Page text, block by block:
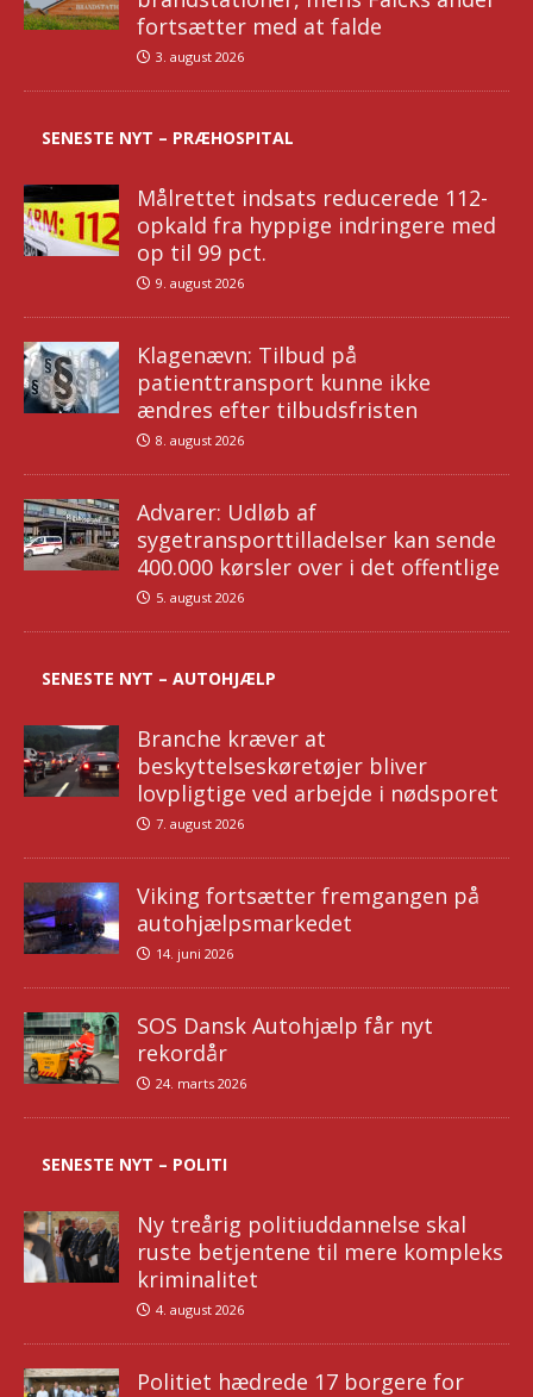
fortsætter med at falde
3. august 2026
SENESTE NYT – PRÆHOSPITAL
Målrettet indsats reducerede 112-
opkald fra hyppige indringere med
op til 99 pct.
9. august 2026
Klagenævn: Tilbud på
patienttransport kunne ikke
ændres efter tilbudsfristen
8. august 2026
Advarer: Udløb af
sygetransporttilladelser kan sende
400.000 kørsler over i det offentlige
5. august 2026
SENESTE NYT – AUTOHJÆLP
Branche kræver at
beskyttelseskøretøjer bliver
lovpligtige ved arbejde i nødsporet
7. august 2026
Viking fortsætter fremgangen på
autohjælpsmarkedet
14. juni 2026
SOS Dansk Autohjælp får nyt
rekordår
24. marts 2026
SENESTE NYT – POLITI
Ny treårig politiuddannelse skal
ruste betjentene til mere kompleks
kriminalitet
4. august 2026
Politiet hædrede 17 borgere for